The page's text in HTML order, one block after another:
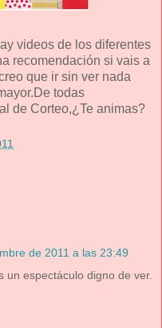
videos de los diferentes
recomendación si vais a
que ir sin ver nada
todas
de Corteo,¿Te animas?
de 2011 a las 23:49
un espectáculo digno de ver.